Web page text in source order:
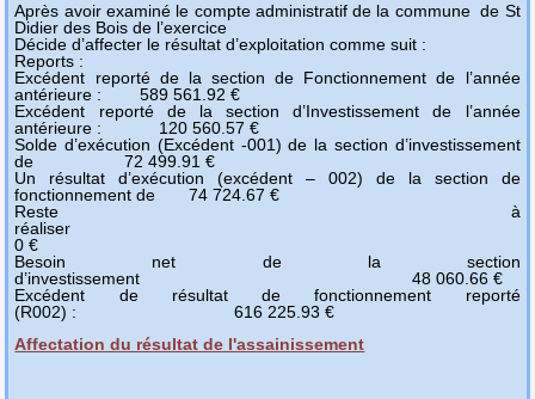
Après avoir examiné le compte administratif de la commune de St
Didier des Bois de l’exercice
Décide d’affecter le résultat d’exploitation comme suit :
Reports :
Excédent reporté de la section de Fonctionnement de l’année
antérieure : 589 561.92 €
Excédent reporté de la section d’Investissement de l’année
antérieure : 120 560.57 €
Solde d’exécution (Excédent -001) de la section d’investissement
de 72 499.91 €
Un résultat d’exécution (excédent – 002) de la section de
fonctionnement de 74 724.67 €
Reste à
0 €
Besoin net de la section
d’investissement 48 060.66 €
Excédent de résultat de fonctionnement reporté
(R002) : 616 225.93 €
Affectation du résultat de l'assainissement